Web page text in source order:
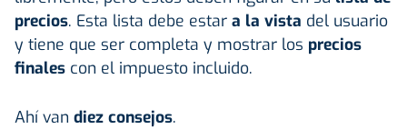
precios. Esta lista debe estar a la vista del usuario
y tiene que ser completa y mostrar los precios
finales con el impuesto incluido.
Ahí van diez consejos.